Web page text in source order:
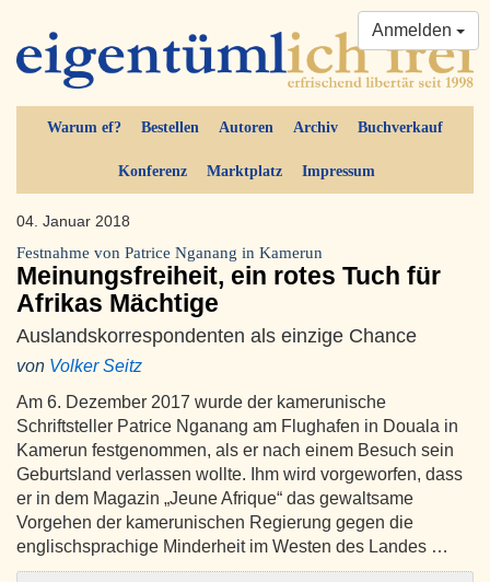
Warum ef? Bestellen Autoren Archiv Buchverkauf
Konferenz Marktplatz Impressum
Anmelden
04. Januar 2018
Festnahme von Patrice Nganang in Kamerun
Meinungsfreiheit, ein rotes Tuch für
Afrikas Mächtige
Auslandskorrespondenten als einzige Chance
von Volker Seitz
Am 6. Dezember 2017 wurde der kamerunische
Schriftsteller Patrice Nganang am Flughafen in Douala in
Kamerun festgenommen, als er nach einem Besuch sein
Geburtsland verlassen wollte. Ihm wird vorgeworfen, dass
er in dem Magazin „Jeune Afrique“ das gewaltsame
Vorgehen der kamerunischen Regierung gegen die
englischsprachige Minderheit im Westen des Landes …